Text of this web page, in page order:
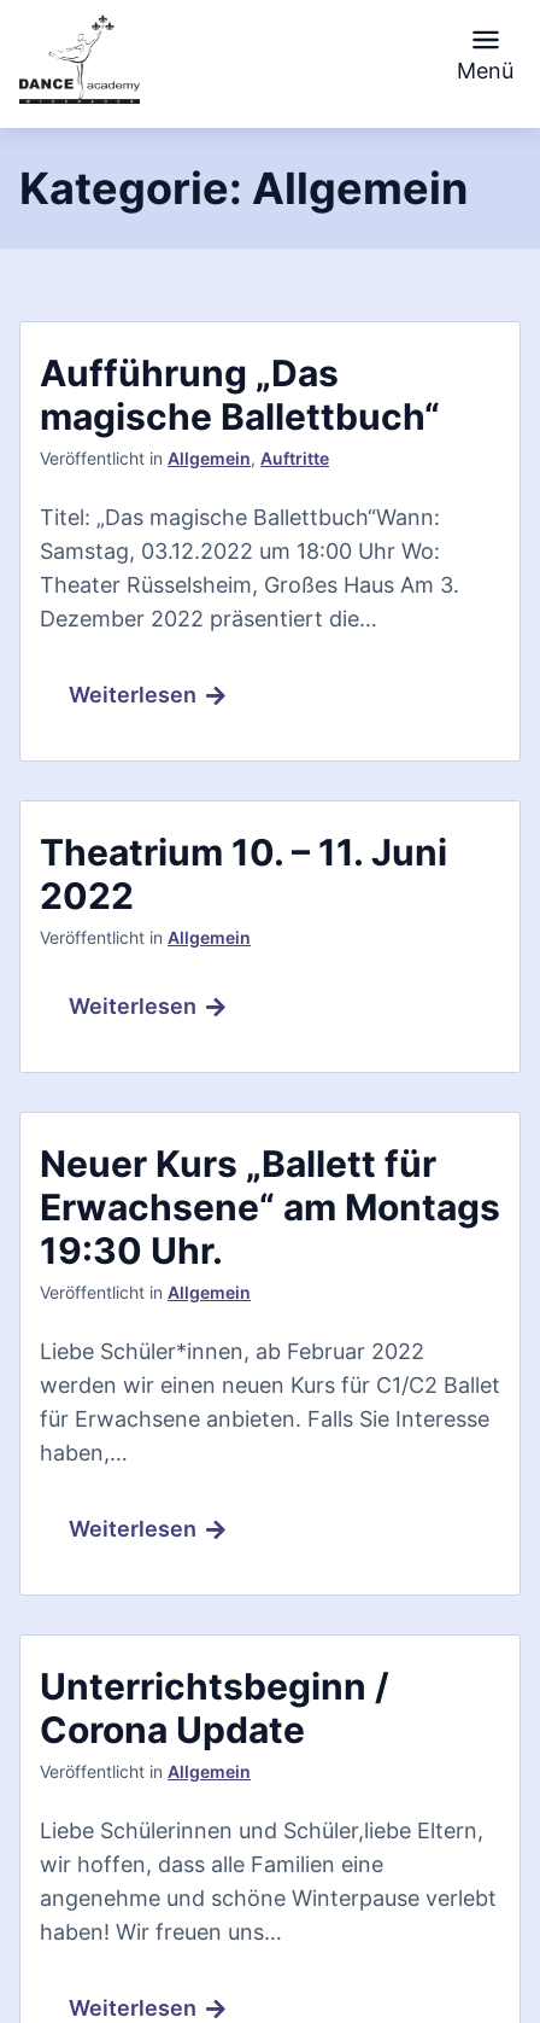
content
Menü
Kategorie: Allgemein
Aufführung „Das
magische Ballettbuch“
Veröffentlicht in Allgemein, Auftritte
Titel: „Das magische Ballettbuch“Wann:
Samstag, 03.12.2022 um 18:00 Uhr Wo:
Theater Rüsselsheim, Großes Haus Am 3.
Dezember 2022 präsentiert die…
Weiterlesen
Theatrium 10. – 11. Juni
2022
Veröffentlicht in Allgemein
Weiterlesen
Neuer Kurs „Ballett für
Erwachsene“ am Montags
19:30 Uhr.
Veröffentlicht in Allgemein
Liebe Schüler*innen, ab Februar 2022
werden wir einen neuen Kurs für C1/C2 Ballet
für Erwachsene anbieten. Falls Sie Interesse
haben,…
Weiterlesen
Unterrichtsbeginn /
Corona Update
Veröffentlicht in Allgemein
Liebe Schülerinnen und Schüler,liebe Eltern,
wir hoffen, dass alle Familien eine
angenehme und schöne Winterpause verlebt
haben! Wir freuen uns…
Weiterlesen